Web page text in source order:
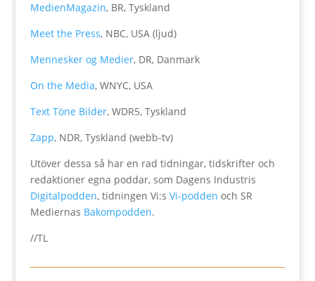
MedienMagazin, BR, Tyskland
Meet the Press, NBC, USA (ljud)
Mennesker og Medier, DR, Danmark
On the Media, WNYC, USA
Text Töne Bilder, WDR5, Tyskland
Zapp, NDR, Tyskland (webb-tv)
Utöver dessa så har en rad tidningar, tidskrifter och
redaktioner egna poddar, som Dagens Industris
Digitalpodden, tidningen Vi:s Vi-podden och SR
Mediernas Bakompodden.
//TL